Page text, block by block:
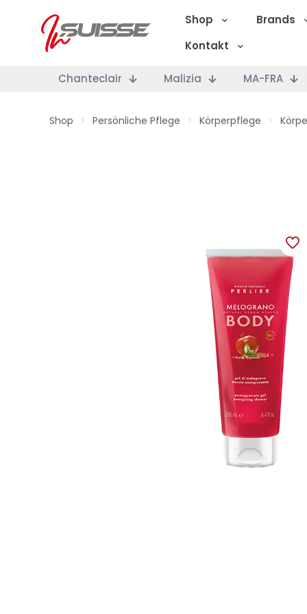
Shop Brands
Kontakt
Chanteclair Malizia MA-FRA
Shop > Persönliche Pflege > Körperpflege >